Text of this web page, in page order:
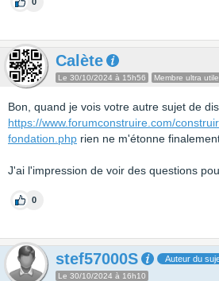
Calète
Le 30/10/2024 à 15h56 Membre ultra utile
Bon, quand je vois votre autre sujet de
https://www.forumconstruire.com/
fondation.php rien ne m'étonne
J'ai l'impression de voir des questions
0
stef57000S Auteur du
Le 30/10/2024 à 16h10